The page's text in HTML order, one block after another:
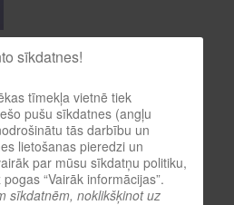
sīkdatnes!
tīmekļa vietnē tiek
pušu sīkdatnes (angļu
tās darbību un
lietošanas pieredzi un
par mūsu sīkdatņu politiku,
“Vairāk informācijas”.
sīkdatnēm, noklikšķinot uz